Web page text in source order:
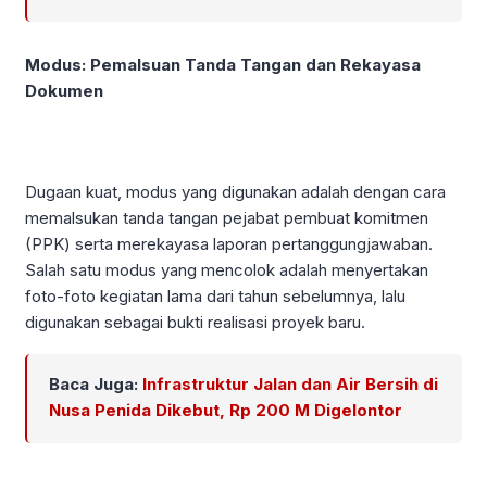
Modus: Pemalsuan Tanda Tangan dan Rekayasa
Dokumen
Dugaan kuat, modus yang digunakan adalah dengan cara
memalsukan tanda tangan pejabat pembuat komitmen
(PPK) serta merekayasa laporan pertanggungjawaban.
Salah satu modus yang mencolok adalah menyertakan
foto-foto kegiatan lama dari tahun sebelumnya, lalu
digunakan sebagai bukti realisasi proyek baru.
Baca Juga: Infrastruktur Jalan dan Air Bersih di
Nusa Penida Dikebut, Rp 200 M Digelontor